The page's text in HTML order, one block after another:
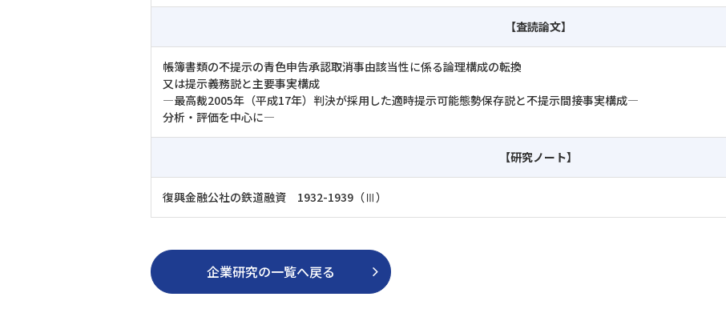
【査読論文】
帳簿書類の不提示の青色申告承認取消事由該当性に係る論理構成の転換
又は提示義務説と主要事実構成
―最高裁2005年（平成17年）判決が採用した適時提示可能態勢保存説と不提示間接事実構成―
分析・評価を中心に―
【研究ノート】
復興金融公社の鉄道融資 1932-1939（Ⅲ）
企業研究の一覧へ戻る